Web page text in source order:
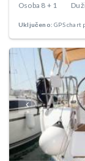
Osoba 8 + 1
Uključeno: GPS chart